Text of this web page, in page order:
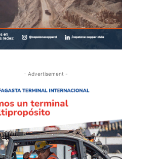
- Advertisement -